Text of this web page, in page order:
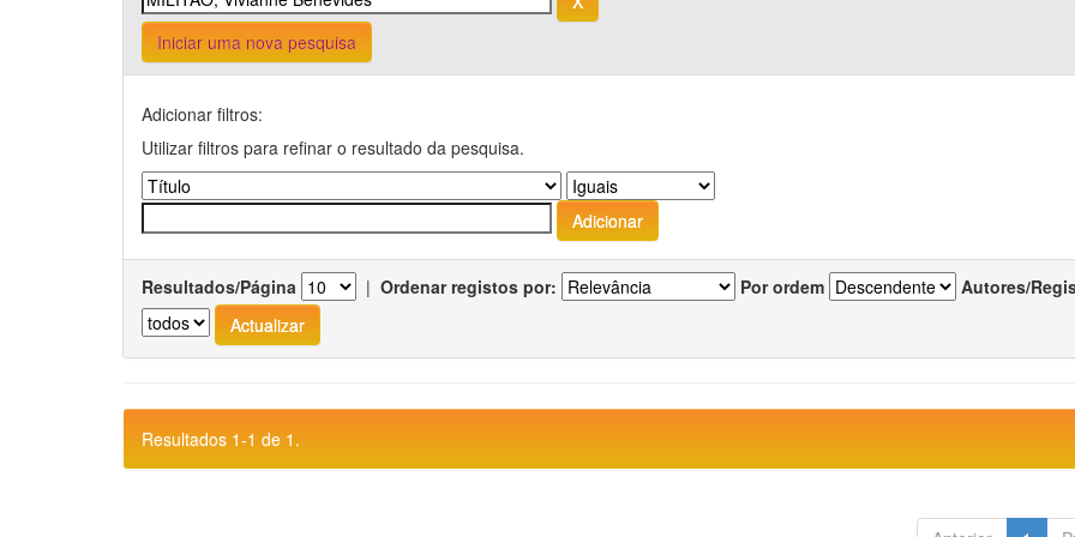
Iniciar uma nova pesquisa
Adicionar filtros:
Utilizar filtros para refinar o resultado da pesquisa.
Resultados/Página | Ordenar registos por: Por ordem Autores/
Resultados 1-1 de 1.